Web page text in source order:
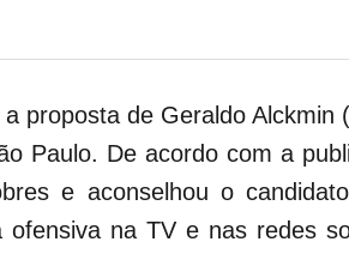
proposta de Geraldo Alckmin
Paulo. De acordo com a
e aconselhou o
na TV e nas redes